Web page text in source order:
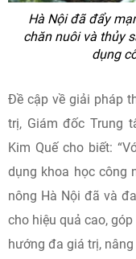
Hà Nội đã đẩy
chăn nuôi và thủy
dụng
Đề cập về giải pháp
trị, Giám đốc Trung
Kim Quế cho biết:
dụng khoa học công
nông Hà Nội đã và
cho hiệu quả cao,
hướng đa giá trị,